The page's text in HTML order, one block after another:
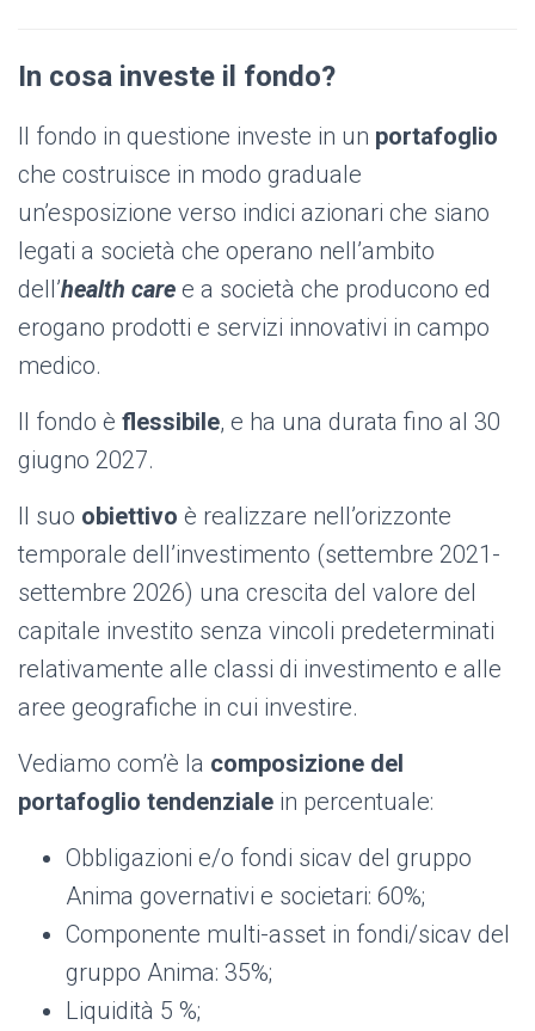
In cosa investe il fondo?
Il fondo in questione investe in un portafoglio
che costruisce in modo graduale
un’esposizione verso indici azionari che siano
legati a società che operano nell’ambito
dell’health care e a società che producono ed
erogano prodotti e servizi innovativi in campo
medico.
Il fondo è flessibile, e ha una durata fino al 30
giugno 2027.
Il suo obiettivo è realizzare nell’orizzonte
temporale dell’investimento (settembre 2021-
settembre 2026) una crescita del valore del
capitale investito senza vincoli predeterminati
relativamente alle classi di investimento e alle
aree geografiche in cui investire.
Vediamo com’è la composizione del
portafoglio tendenziale in percentuale:
Obbligazioni e/o fondi sicav del gruppo
Anima governativi e societari: 60%;
Componente multi-asset in fondi/sicav del
gruppo Anima: 35%;
Liquidità 5 %;